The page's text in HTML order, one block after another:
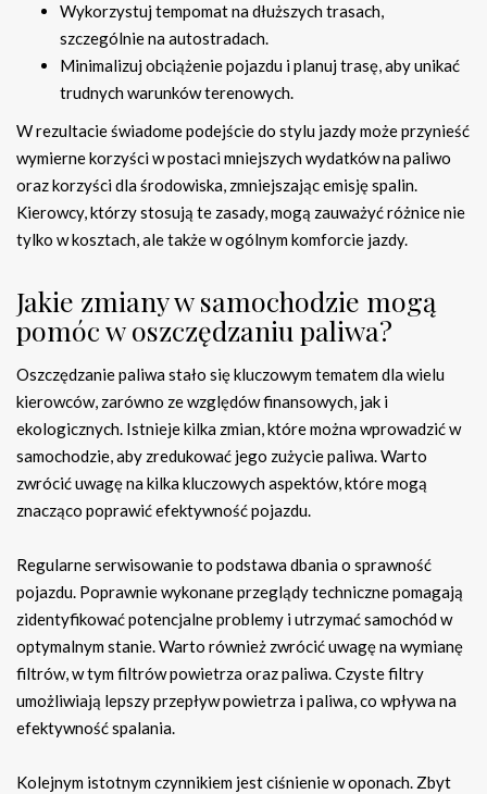
Wykorzystuj tempomat na dłuższych trasach,
szczególnie na autostradach.
Minimalizuj obciążenie pojazdu i planuj trasę, aby unikać
trudnych warunków terenowych.
W rezultacie świadome podejście do stylu jazdy może przynieść
wymierne korzyści w postaci mniejszych wydatków na paliwo
oraz korzyści dla środowiska, zmniejszając emisję spalin.
Kierowcy, którzy stosują te zasady, mogą zauważyć różnice nie
tylko w kosztach, ale także w ogólnym komforcie jazdy.
Jakie zmiany w samochodzie mogą
pomóc w oszczędzaniu paliwa?
Oszczędzanie paliwa stało się kluczowym tematem dla wielu
kierowców, zarówno ze względów finansowych, jak i
ekologicznych. Istnieje kilka zmian, które można wprowadzić w
samochodzie, aby zredukować jego zużycie paliwa. Warto
zwrócić uwagę na kilka kluczowych aspektów, które mogą
znacząco poprawić efektywność pojazdu.
Regularne serwisowanie to podstawa dbania o sprawność
pojazdu. Poprawnie wykonane przeglądy techniczne pomagają
zidentyfikować potencjalne problemy i utrzymać samochód w
optymalnym stanie. Warto również zwrócić uwagę na wymianę
filtrów, w tym filtrów powietrza oraz paliwa. Czyste filtry
umożliwiają lepszy przepływ powietrza i paliwa, co wpływa na
efektywność spalania.
Kolejnym istotnym czynnikiem jest ciśnienie w oponach. Zbyt